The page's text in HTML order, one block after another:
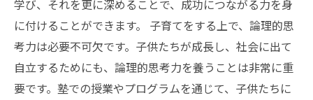
学び、それを更に深めることで、成功につながる力を身
に付けることができます。 子育てをする上で、論理的思
考力は必要不可欠です。子供たちが成長し、社会に出て
自立するためにも、論理的思考力を養うことは非常に重
要です。塾での授業やプログラムを通じて、子供たちに